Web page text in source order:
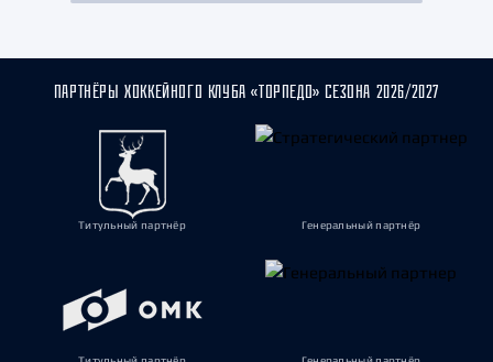
ПАРТНЁРЫ ХОККЕЙНОГО КЛУБА «ТОРПЕДО» СЕЗОНА 2026/2027
Титульный партнёр Генеральный партнёр